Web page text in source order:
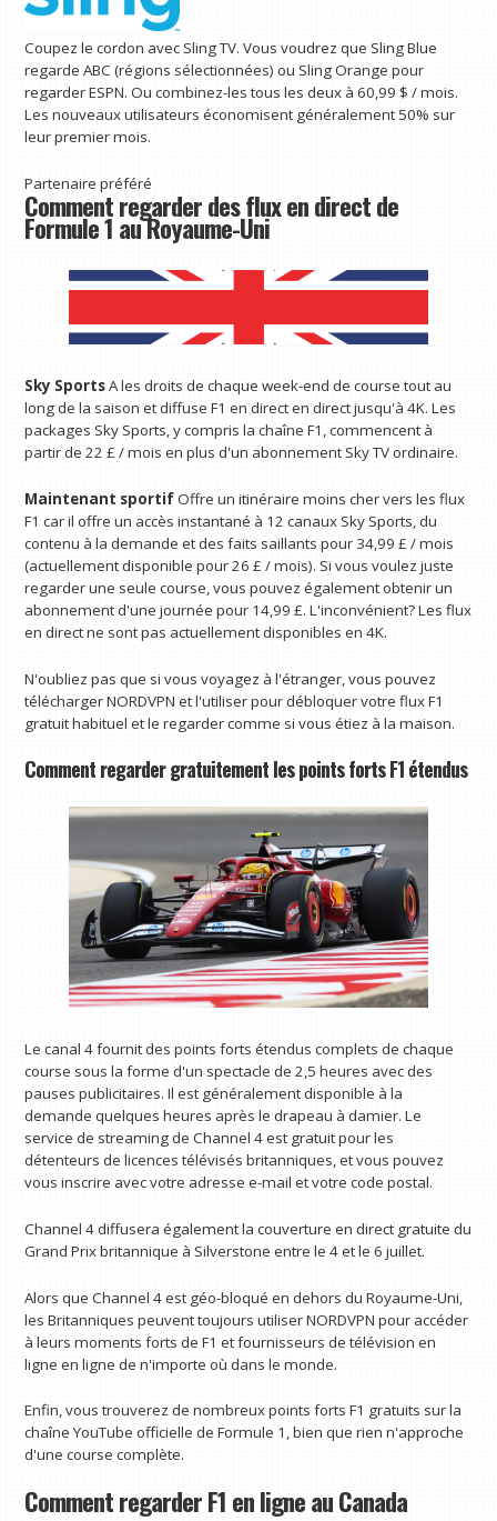
Coupez le cordon avec Sling TV. Vous voudrez que Sling Blue
regarde ABC (régions sélectionnées) ou Sling Orange pour
regarder ESPN. Ou combinez-les tous les deux à 60,99 $ / mois.
Les nouveaux utilisateurs économisent généralement 50% sur
leur premier mois.
Partenaire préféré
Comment regarder des flux en direct de
Formule 1 au Royaume-Uni
Sky SportsA les droits de chaque week-end de course tout au
long de la saison et diffuse F1 en direct en direct jusqu'à 4K. Les
packages Sky Sports, y compris la chaîne F1, commencent à
partir de 22 £ / mois en plus d'un abonnement Sky TV ordinaire.
Maintenant sportifOffre un itinéraire moins cher vers les flux
F1 car il offre un accès instantané à 12 canaux Sky Sports, du
contenu à la demande et des faits saillants pour 34,99 £ / mois
(actuellement disponible pour 26 £ / mois). Si vous voulez juste
regarder une seule course, vous pouvez également obtenir un
abonnement d'une journée pour 14,99 £. L'inconvénient? Les flux
en direct ne sont pas actuellement disponibles en 4K.
N'oubliez pas que si vous voyagez à l'étranger, vous pouvez
télécharger NORDVPN et l'utiliser pour débloquer votre flux F1
gratuit habituel et le regarder comme si vous étiez à la maison.
Comment regarder gratuitement les points forts F1 étendus
Le canal 4 fournit des points forts étendus complets de chaque
course sous la forme d'un spectacle de 2,5 heures avec des
pauses publicitaires. Il est généralement disponible à la
demande quelques heures après le drapeau à damier. Le
service de streaming de Channel 4 est gratuit pour les
détenteurs de licences télévisés britanniques, et vous pouvez
vous inscrire avec votre adresse e-mail et votre code postal.
Channel 4 diffusera également la couverture en direct gratuite du
Grand Prix britannique à Silverstone entre le 4 et le 6 juillet.
Alors que Channel 4 est géo-bloqué en dehors du Royaume-Uni,
les Britanniques peuvent toujours utiliser NORDVPN pour accéder
à leurs moments forts de F1 et fournisseurs de télévision en
ligne en ligne de n'importe où dans le monde.
Enfin, vous trouverez de nombreux points forts F1 gratuits sur la
chaîne YouTube officielle de Formule 1, bien que rien n'approche
d'une course complète.
Comment regarder F1 en ligne au Canada